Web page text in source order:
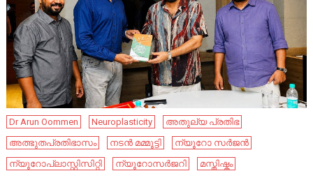
Dr Arun Oommen Neuroplasticity
അതുല്യ പ്രതിഭ
അത്ഭുതപ്രതിഭാസം
നടൻ മമ്മൂട്ടി
ന്യൂറോ സർജൻ
ന്യൂറോപ്ലാസ്റ്റിസിറ്റി
ന്യൂറോസർജറി
മസ്തിഷ്കം